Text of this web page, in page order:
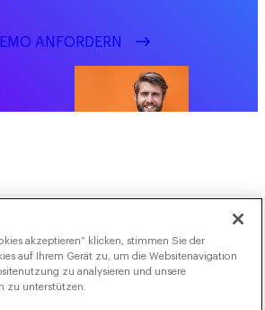
ANFORDERN
akzeptieren“ klicken, stimmen Sie der
auf Ihrem Gerät zu, um die Websitenavigation
zu analysieren und unsere
zu unterstützen.